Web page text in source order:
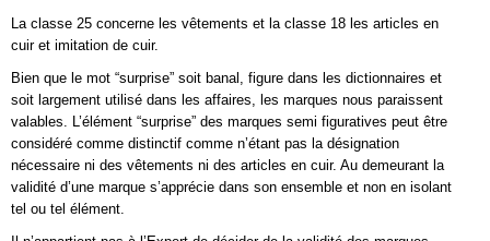
La classe 25 concerne les vêtements et la classe 18 les articles en
cuir et imitation de cuir.
Bien que le mot “surprise” soit banal, figure dans les dictionnaires et
soit largement utilisé dans les affaires, les marques nous paraissent
valables. L’élément “surprise” des marques semi figuratives peut être
considéré comme distinctif comme n’étant pas la désignation
nécessaire ni des vêtements ni des articles en cuir. Au demeurant la
validité d’une marque s’apprécie dans son ensemble et non en isolant
tel ou tel élément.